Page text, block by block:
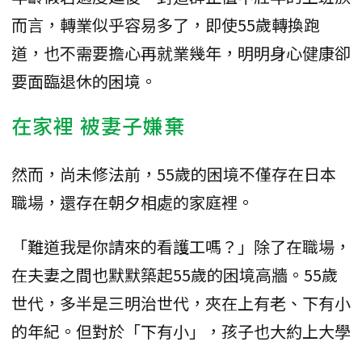
而言，轉業似乎容易多了，即使55歲轉換跑
道，也不需要擔心再就業幾年，明明身心健康卻
要面臨退休的困境。
在家裡 被妻子嫌棄
然而，尚未修法前，55歲的困境不僅存在日本
職場，還存在朝夕相處的家庭裡。
「難道我是你請來的看護工嗎？」除了在職場，
在夫妻之間也默默築起55歲的困境高牆。55歲
世代，多半是三明治世代，夾在上有老、下有小
的年紀。但對於「下有小」，孩子也大約上大學